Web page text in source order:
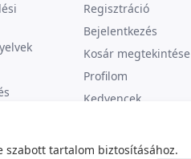
Regisztráció
Bejelentkezés
Kosár megtekintése
Profilom
Kedvencek
szabott tartalom biztosításához.